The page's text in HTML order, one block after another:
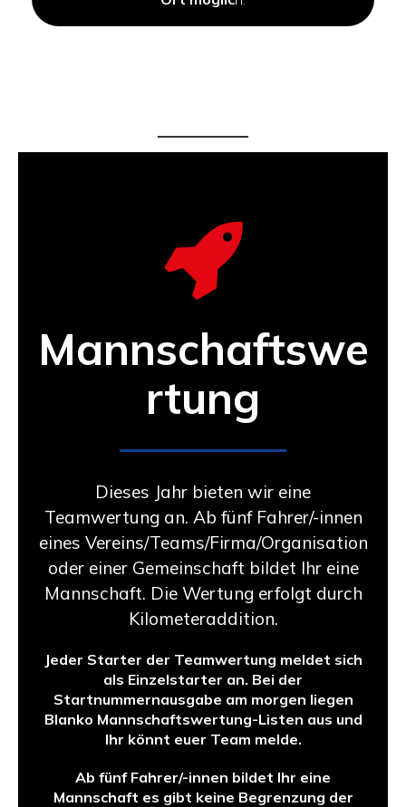
Mannschaftswe
rtung
Dieses Jahr bieten wir eine
Teamwertung an. Ab fünf Fahrer/-innen
eines Vereins/Teams/Firma/Organisation
oder einer Gemeinschaft bildet Ihr eine
Mannschaft. Die Wertung erfolgt durch
Kilometeraddition.
Jeder Starter der Teamwertung meldet sich
als Einzelstarter an. Bei der
Startnummernausgabe am morgen liegen
Blanko Mannschaftswertung-Listen aus und
Ihr könnt euer Team melde.
Ab fünf Fahrer/-innen bildet Ihr eine
Mannschaft es gibt keine Begrenzung der